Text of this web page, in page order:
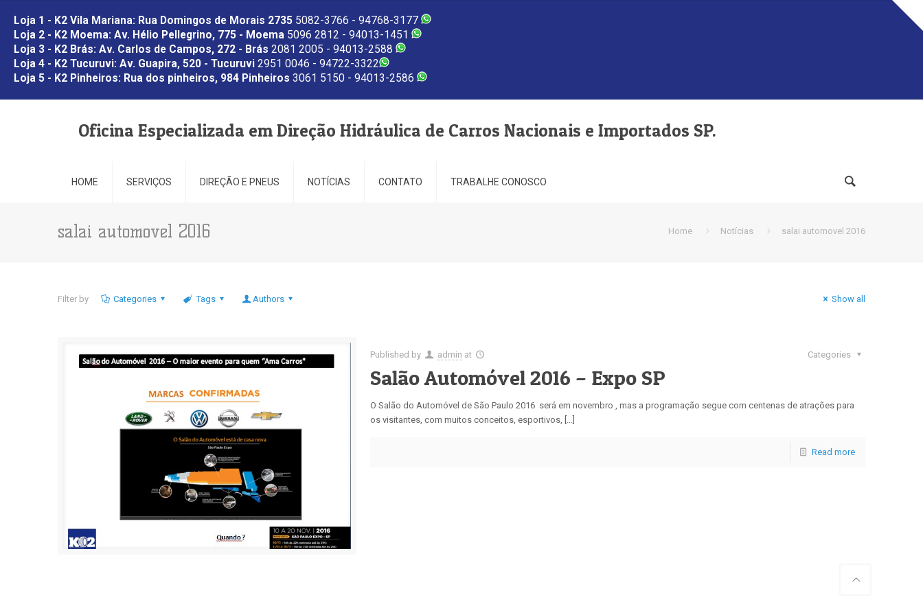
Loja 1 - K2 Vila Mariana: Rua Domingos de Morais 2735 5082-3766 - 94768-3177
Loja 2 - K2 Moema: Av. Hélio Pellegrino, 775 - Moema 5096 2812 - 94013-1451
Loja 3 - K2 Brás: Av. Carlos de Campos, 272 - Brás 2081 2005 - 94013-2588
Loja 4 - K2 Tucuruvi: Av. Guapira, 520 - Tucuruvi 2951 0046 - 94722-3322
Loja 5 - K2 Pinheiros: Rua dos pinheiros, 984 Pinheiros 3061 5150 - 94013-2586
Oficina Especializada em Direção Hidráulica de Carros Nacionais e Importados SP.
HOME SERVIÇOS DIREÇÃO E PNEUS NOTÍCIAS CONTATO TRABALHE CONOSCO
salai automovel 2016 Home Notícias salai automovel 2016
Filter by Categories Tags Authors Show all
Published by admin at Categories
Salão Automóvel 2016 – Expo SP
O Salão do Automóvel de São Paulo 2016 será em novembro , mas a programação segue com centenas de atrações para
os visitantes, com muitos conceitos, esportivos, […]
Read more